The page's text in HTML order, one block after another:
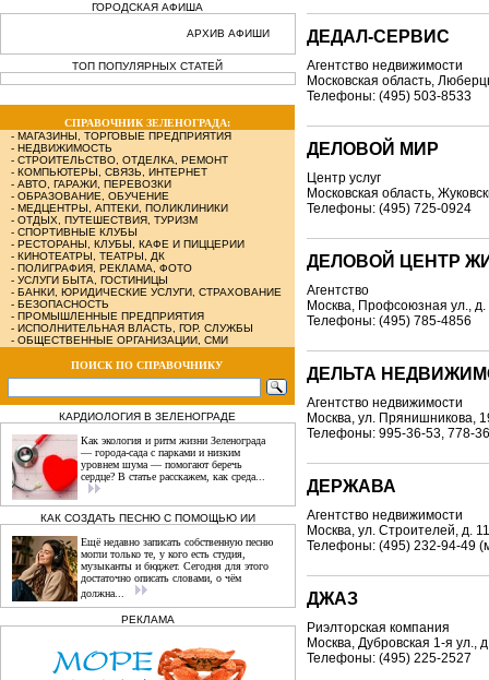
ГОРОДСКАЯ АФИША
АРХИВ АФИШИ
ТОП ПОПУЛЯРНЫХ СТАТЕЙ
СПРАВОЧНИК ЗЕЛЕНОГРАДА:
- МАГАЗИНЫ, ТОРГОВЫЕ ПРЕДПРИЯТИЯ
- НЕДВИЖИМОСТЬ
- СТРОИТЕЛЬСТВО, ОТДЕЛКА, РЕМОНТ
- КОМПЬЮТЕРЫ, СВЯЗЬ, ИНТЕРНЕТ
- АВТО, ГАРАЖИ, ПЕРЕВОЗКИ
- ОБРАЗОВАНИЕ, ОБУЧЕНИЕ
- МЕДЦЕНТРЫ, АПТЕКИ, ПОЛИКЛИНИКИ
- ОТДЫХ, ПУТЕШЕСТВИЯ, ТУРИЗМ
- СПОРТИВНЫЕ КЛУБЫ
- РЕСТОРАНЫ, КЛУБЫ, КАФЕ И ПИЦЦЕРИИ
- КИНОТЕАТРЫ, ТЕАТРЫ, ДК
- ПОЛИГРАФИЯ, РЕКЛАМА, ФОТО
- УСЛУГИ БЫТА, ГОСТИНИЦЫ
- БАНКИ, ЮРИДИЧЕСКИЕ УСЛУГИ, СТРАХОВАНИЕ
- БЕЗОПАСНОСТЬ
- ПРОМЫШЛЕННЫЕ ПРЕДПРИЯТИЯ
- ИСПОЛНИТЕЛЬНАЯ ВЛАСТЬ, ГОР. СЛУЖБЫ
- ОБЩЕСТВЕННЫЕ ОРГАНИЗАЦИИ, СМИ
ПОИСК ПО СПРАВОЧНИКУ
КАРДИОЛОГИЯ В ЗЕЛЕНОГРАДЕ
Как экология и ритм жизни Зеленограда
— города‑сада с парками и низким
уровнем шума — помогают беречь
сердце? В статье расскажем, как среда...
КАК СОЗДАТЬ ПЕСНЮ С ПОМОЩЬЮ ИИ
Ещё недавно записать собственную песню
могли только те, у кого есть студия,
музыканты и бюджет. Сегодня для этого
достаточно описать словами, о чём
должна...
РЕКЛАМА
ДЕДАЛ-СЕРВИС
Агентство недвижимости
Московская область,
Телефоны: (495) 503-8533
ДЕЛОВОЙ МИР
Центр услуг
Московская область,
Телефоны: (495) 725-0924
ДЕЛОВОЙ ЦЕНТР
Агентство
Москва, Профсоюзная ул., д.
Телефоны: (495) 785-4856
ДЕЛЬТА
Агентство недвижимости
Москва, ул. Прянишникова,
Телефоны: 995-36-53, 778-
ДЕРЖАВА
Агентство недвижимости
Москва, ул. Строителей, д.
Телефоны: (495) 232-94-49
ДЖАЗ
Риэлторская компания
Москва, Дубровская 1-я ул.,
Телефоны: (495) 225-2527